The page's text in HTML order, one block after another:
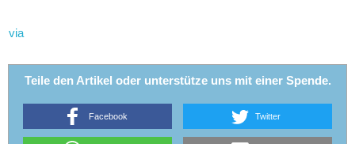
via
Teile den Artikel oder unterstütze uns mit einer Spende.
Facebook Twitter